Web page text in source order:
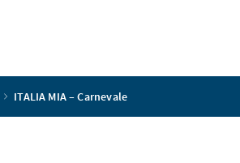
ITALIA MIA – Carnevale